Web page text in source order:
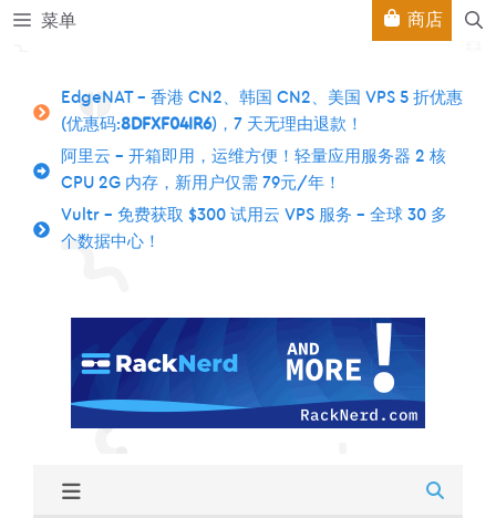
跳
菜单 商店
EdgeNAT – 香港 CN2、韩国 CN2、美国 VPS 5 折优惠
(优惠码:8DFXF04IR6)，7 天无理由退款！
阿里云 – 开箱即用，运维方便！轻量应用服务器 2 核
CPU 2G 内存，新用户仅需 79元/年！
Vultr – 免费获取 $300 试用云 VPS 服务 – 全球 30 多
个数据中心！